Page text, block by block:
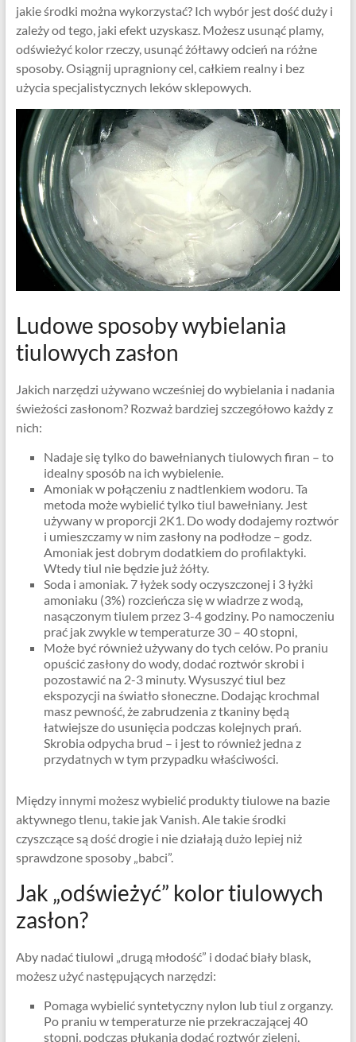
jakie środki można wykorzystać? Ich wybór jest dość duży i
zależy od tego, jaki efekt uzyskasz. Możesz usunąć plamy,
odświeżyć kolor rzeczy, usunąć żółtawy odcień na różne
sposoby. Osiągnij upragniony cel, całkiem realny i bez
użycia specjalistycznych leków sklepowych.
Ludowe sposoby wybielania
tiulowych zasłon
Jakich narzędzi używano wcześniej do wybielania i nadania
świeżości zasłonom? Rozważ bardziej szczegółowo każdy z
nich:
Nadaje się tylko do bawełnianych tiulowych firan – to
idealny sposób na ich wybielenie.
Amoniak w połączeniu z nadtlenkiem wodoru. Ta
metoda może wybielić tylko tiul bawełniany. Jest
używany w proporcji 2K1. Do wody dodajemy roztwór
i umieszczamy w nim zasłony na podłodze – godz.
Amoniak jest dobrym dodatkiem do profilaktyki.
Wtedy tiul nie będzie już żółty.
Soda i amoniak. 7 łyżek sody oczyszczonej i 3 łyżki
amoniaku (3%) rozcieńcza się w wiadrze z wodą,
nasączonym tiulem przez 3-4 godziny. Po namoczeniu
prać jak zwykle w temperaturze 30 – 40 stopni,
Może być również używany do tych celów. Po praniu
opuścić zasłony do wody, dodać roztwór skrobi i
pozostawić na 2-3 minuty. Wysuszyć tiul bez
ekspozycji na światło słoneczne. Dodając krochmal
masz pewność, że zabrudzenia z tkaniny będą
łatwiejsze do usunięcia podczas kolejnych prań.
Skrobia odpycha brud – i jest to również jedna z
przydatnych w tym przypadku właściwości.
Między innymi możesz wybielić produkty tiulowe na bazie
aktywnego tlenu, takie jak Vanish. Ale takie środki
czyszczące są dość drogie i nie działają dużo lepiej niż
sprawdzone sposoby „babci”.
Jak „odświeżyć” kolor tiulowych
zasłon?
Aby nadać tiulowi „drugą młodość” i dodać biały blask,
możesz użyć następujących narzędzi:
Pomaga wybielić syntetyczny nylon lub tiul z organzy.
Po praniu w temperaturze nie przekraczającej 40
stopni, podczas płukania dodać roztwór zieleni,